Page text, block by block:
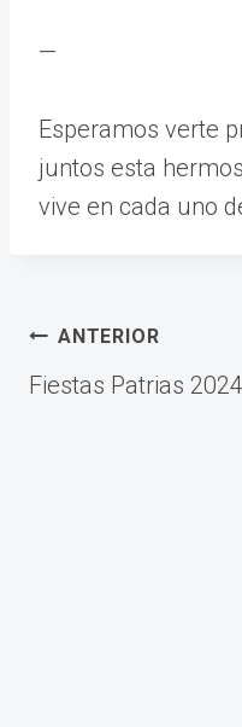
—
Esperamos verte
juntos esta
vive en cada uno
Navegación
de
ANTERIOR
Fiestas Patrias 2024